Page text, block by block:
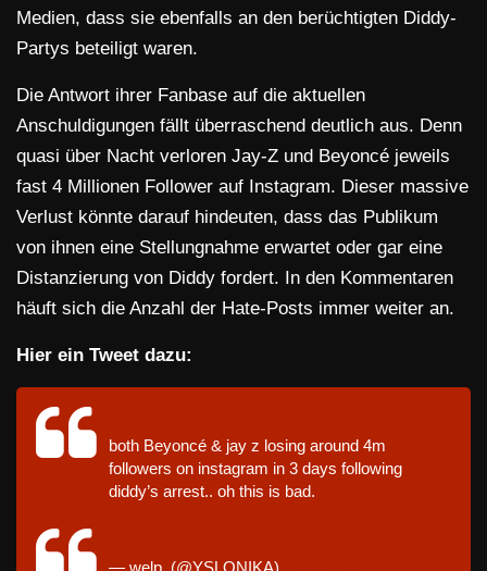
Medien, dass sie ebenfalls an den berüchtigten Diddy-
Partys beteiligt waren.
Die Antwort ihrer Fanbase auf die aktuellen
Anschuldigungen fällt überraschend deutlich aus. Denn
quasi über Nacht verloren Jay-Z und Beyoncé jeweils
fast 4 Millionen Follower auf Instagram. Dieser massive
Verlust könnte darauf hindeuten, dass das Publikum
von ihnen eine Stellungnahme erwartet oder gar eine
Distanzierung von Diddy fordert. In den Kommentaren
häuft sich die Anzahl der Hate-Posts immer weiter an.
Hier ein Tweet dazu:
both Beyoncé & jay z losing around 4m
followers on instagram in 3 days following
diddy’s arrest.. oh this is bad.
— welp. (@YSLONIKA)